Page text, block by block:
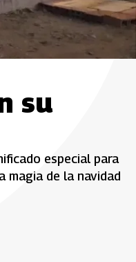
su
especial para
magia de la navidad